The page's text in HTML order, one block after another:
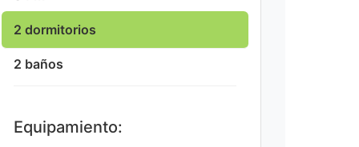
2 dormitorios
2 baños
Equipamiento: